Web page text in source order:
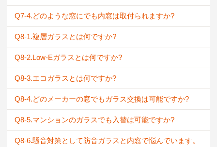
Q7-4.どのような窓にでも内窓は取付られますか?
Q8-1.複層ガラスとは何ですか?
Q8-2.Low-Eガラスとは何ですか?
Q8-3.エコガラスとは何ですか?
Q8-4.どのメーカーの窓でもガラス交換は可能ですか?
Q8-5.マンションのガラスでも入替は可能ですか?
Q8-6.騒音対策として防音ガラスと内窓で悩んでいます。